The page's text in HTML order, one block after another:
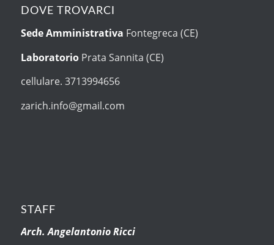
DOVE TROVARCI
Sede Amministrativa Fontegreca (CE)
Laboratorio Prata Sannita (CE)
cellulare. 3713994656
zarich.info@gmail.com
STAFF
Arch. Angelantonio Ricci